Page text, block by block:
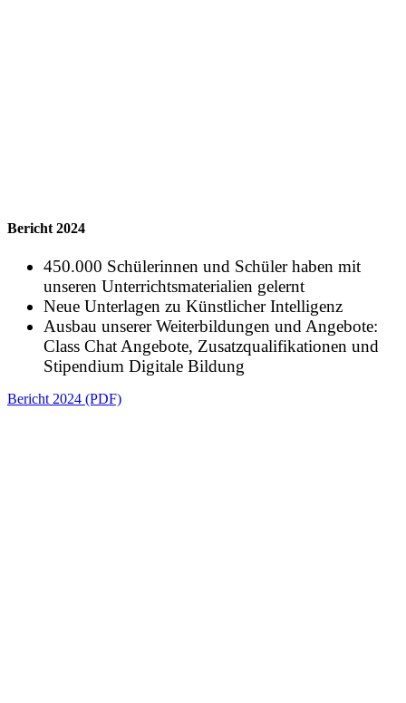
Bericht 2024
450.000 Schülerinnen und Schüler haben mit
unseren Unterrichtsmaterialien gelernt
Neue Unterlagen zu Künstlicher Intelligenz
Ausbau unserer Weiterbildungen und Angebote:
Class Chat Angebote, Zusatzqualifikationen und
Stipendium Digitale Bildung
Bericht 2024 (PDF)